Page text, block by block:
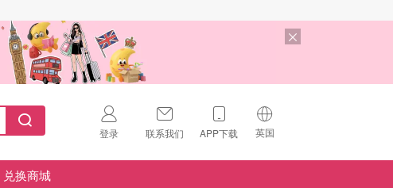
登录 联系我们 APP下载 英国
🇺🇸
兑换商城